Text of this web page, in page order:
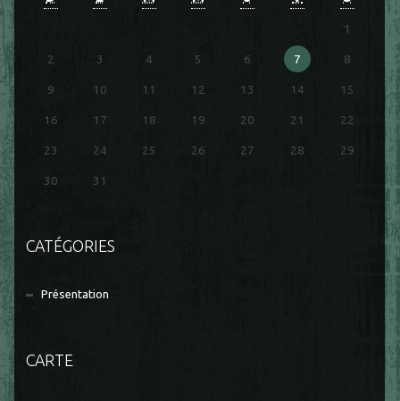
1
2 3 4 5 6 7 8
9 10 11 12 13 14 15
16 17 18 19 20 21 22
23 24 25 26 27 28 29
30 31
CATÉGORIES
Présentation
CARTE